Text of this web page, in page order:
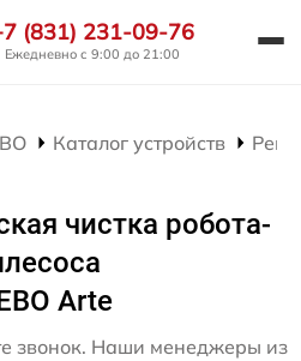
(831) 231-09-76
Ежедневно с 9:00 до 21:00
Каталог устройств
чистка робота-
Arte
звонок. Наши менеджеры из